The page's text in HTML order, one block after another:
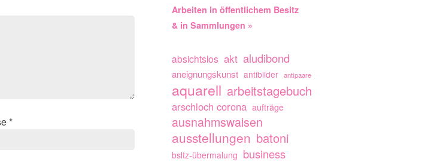
*
Arbeiten in öffentlichem Besitz
& in Sammlungen »
absichtslos akt aludibond
aneignungskunst antibilder antipaare
aquarell arbeitstagebuch
arschloch corona aufträge
ausnahmswaisen
ausstellungen batoni
bsltz-übermalung business